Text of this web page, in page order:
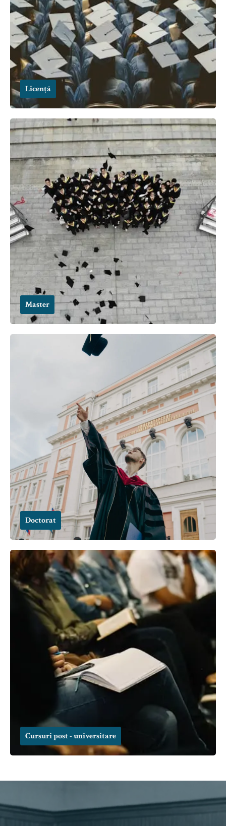
Licență
Master
Doctorat
Cursuri post - universitare